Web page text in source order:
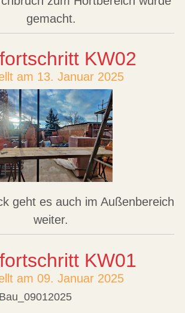
gemacht.
KW02
am 13. Januar 2025
geht es auch im Außenbereich
weiter.
KW01
am 09. Januar 2025